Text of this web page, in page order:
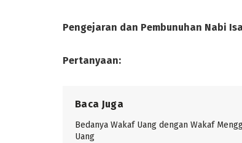
Pengejaran dan Pembunuhan Nabi
Pertanyaan:
Baca Juga
Bedanya Wakaf Uang dengan Wakaf
Uang